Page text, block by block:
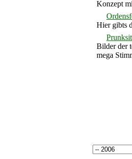
Konzept
Hier gibts
Bilder der
mega